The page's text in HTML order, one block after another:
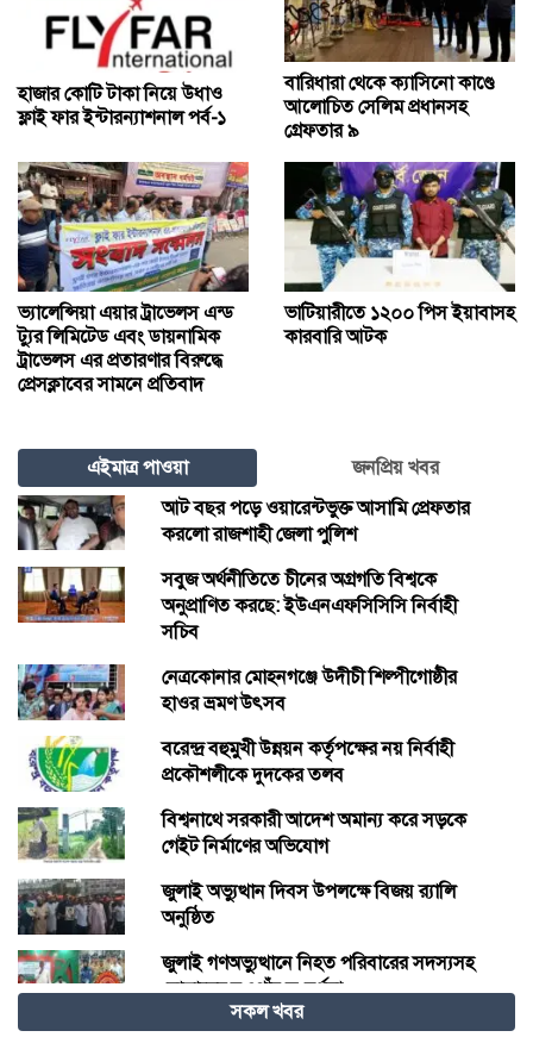
হাজার কোটি টাকা নিয়ে উধাও
ফ্লাই ফার ইন্টারন্যাশনাল পর্ব-১
বারিধারা থেকে ক্যাসিনো কাণ্ডে
আলোচিত সেলিম প্রধানসহ
গ্রেফতার ৯
ভ্যালেন্সিয়া এয়ার ট্রাভেলস এন্ড
ট্যুর লিমিটেড এবং ডায়নামিক
ট্রাভেলস এর প্রতারণার বিরুদ্ধে
প্রেসক্লাবের সামনে প্রতিবাদ
ভাটিয়ারীতে ১২০০ পিস ইয়াবাসহ
কারবারি আটক
এইমাত্র পাওয়া
জনপ্রিয় খবর
আট বছর পড়ে ওয়ারেন্টভুক্ত আসামি প্রেফতার
করলো রাজশাহী জেলা পুলিশ
সবুজ অর্থনীতিতে চীনের অগ্রগতি বিশ্বকে
অনুপ্রাণিত করছে: ইউএনএফসিসিসি নির্বাহী
সচিব
নেত্রকোনার মোহনগঞ্জে উদীচী শিল্পীগোষ্ঠীর
হাওর ভ্রমণ উৎসব
বরেন্দ্র বহুমুখী উন্নয়ন কর্তৃপক্ষের নয় নির্বাহী
প্রকৌশলীকে দুদকের তলব
বিশ্বনাথে সরকারী আদেশ অমান্য করে সড়কে
গেইট নির্মাণের অভিযোগ
জুলাই অভ্যুত্থান দিবস উপলক্ষে বিজয় র‍্যালি
অনুষ্ঠিত
জুলাই গণঅভ্যুত্থানে নিহত পরিবারের সদস্যসহ
যোদ্ধাদের নওগাঁয় সংবর্ধনা
দাবদাহের বিশ্বে শীতল গন্তব্য হিসেবে চীনের
সকল খবর